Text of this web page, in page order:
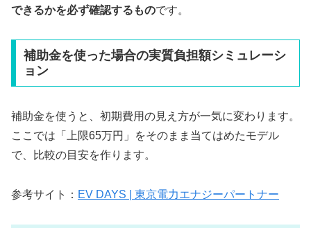
できるかを必ず確認するものです。
補助金を使った場合の実質負担額シミュレーシ
ョン
補助金を使うと、初期費用の見え方が一気に変わります。
ここでは「上限65万円」をそのまま当てはめたモデル
で、比較の目安を作ります。
参考サイト： EV DAYS | 東京電力エナジーパートナー